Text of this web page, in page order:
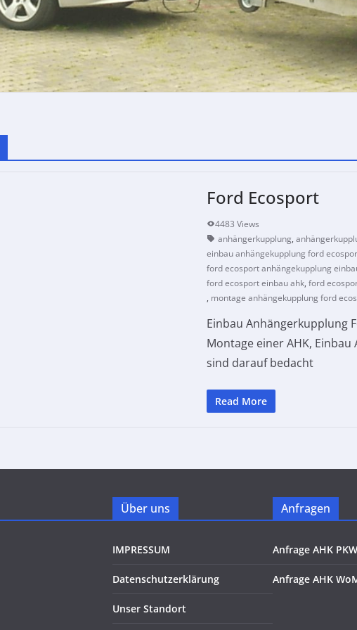
Ford Ecosport
4483 Views
anhängerkupplung,
einbau anhängekupplung ford
ford ecosport anhängekupplung
ford ecosport einbau ahk, ford
, montage anhängekupplung ford
Einbau Anhängerkupplung
Montage einer AHK,
sind darauf bedacht
Read More
Über uns
IMPRESSUM
Datenschutzerklärung
Unser Standort
Anfragen
Anfrage AHK PKW
Anfrage AHK